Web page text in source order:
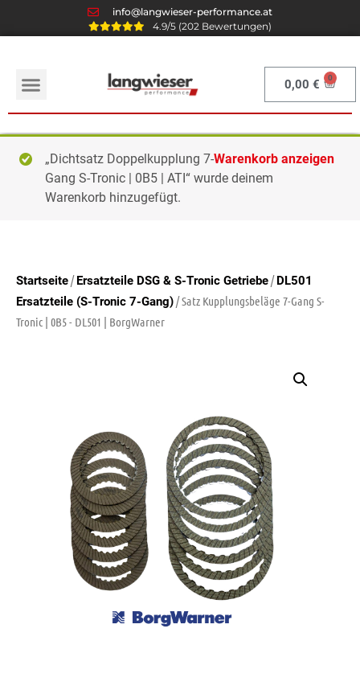
info@langwieser-performance.at
4.9/5 (202 Bewertungen)
0,00€
Warenkorb anzeigen
„Dichtsatz Doppelkupplung 7-
Gang S-Tronic | 0B5 | ATI“ wurde deinem
Warenkorb hinzugefügt.
Startseite/Ersatzteile DSG & S-Tronic Getriebe/DL501
Ersatzteile (S-Tronic 7-Gang)/ Satz Kupplungsbeläge 7-Gang S-
Tronic | 0B5 - DL501 | BorgWarner